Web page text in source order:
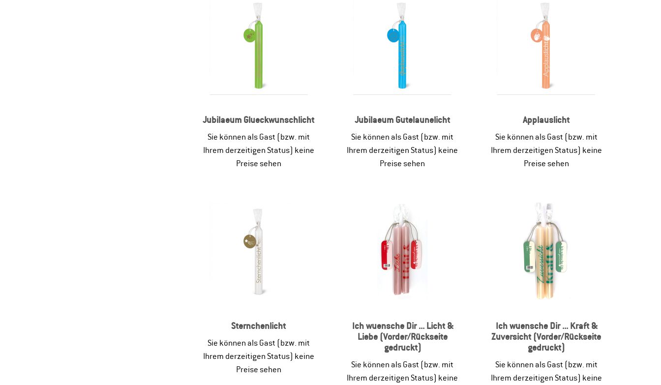
Jubilaeum Glueckwunschlicht
Sie können als Gast (bzw. mit
Ihrem derzeitigen Status) keine
Preise sehen
Jubilaeum Gutelaunelicht
Sie können als Gast (bzw. mit
Ihrem derzeitigen Status) keine
Preise sehen
Applauslicht
Sie können als Gast (bzw. mit
Ihrem derzeitigen Status) keine
Preise sehen
Sternchenlicht
Sie können als Gast (bzw. mit
Ihrem derzeitigen Status) keine
Preise sehen
Ich wuensche Dir ... Licht &
Liebe (Vorder/Rückseite
gedruckt)
Sie können als Gast (bzw. mit
Ihrem derzeitigen Status) keine
Ich wuensche Dir ... Kraft &
Zuversicht (Vorder/Rückseite
gedruckt)
Sie können als Gast (bzw. mit
Ihrem derzeitigen Status) keine